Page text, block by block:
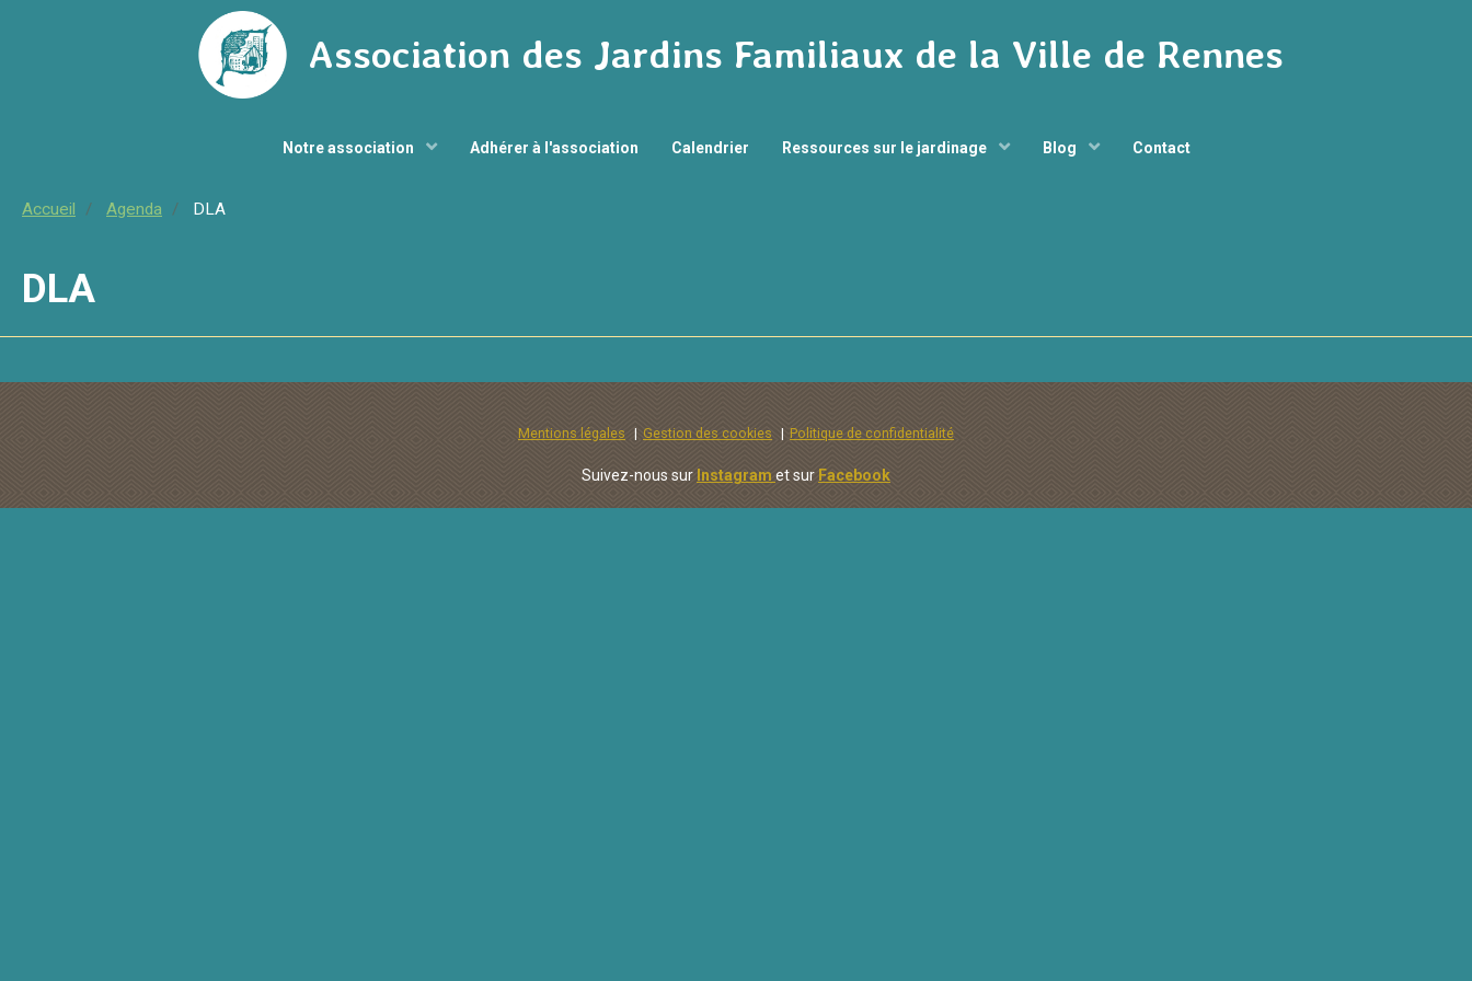
Association des Jardins Familiaux de la Ville de Rennes
Notre association Adhérer à l'association Calendrier Ressources sur le jardinage Blog Contact
Accueil Agenda DLA
DLA
Mentions légales Gestion des cookies Politique de confidentialité
Suivez-nous sur Instagram et sur Facebook